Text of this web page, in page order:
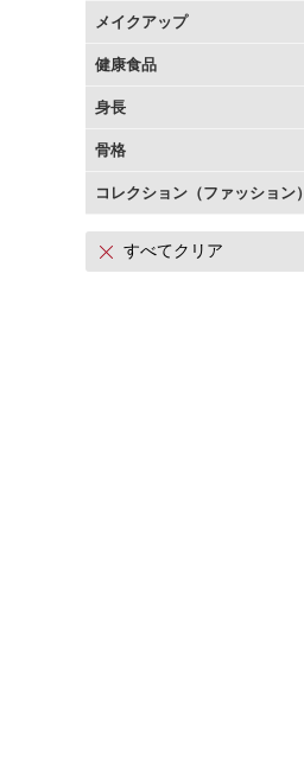
メイクアップ
健康食品
身長
骨格
コレクション（ファッション）
すべてクリア